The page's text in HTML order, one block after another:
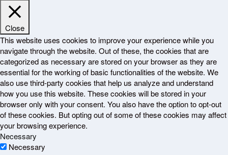
Close
This website uses cookies to improve your experience while you
navigate through the website. Out of these, the cookies that are
categorized as necessary are stored on your browser as they are
essential for the working of basic functionalities of the website. We
also use third-party cookies that help us analyze and understand
how you use this website. These cookies will be stored in your
browser only with your consent. You also have the option to opt-out
of these cookies. But opting out of some of these cookies may affect
your browsing experience.
Necessary
Necessary